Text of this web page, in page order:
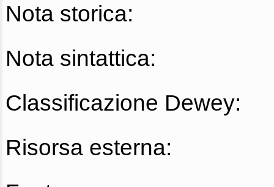
Nota storica:
Nota sintattica:
Classificazione Dewey:
Risorsa esterna: